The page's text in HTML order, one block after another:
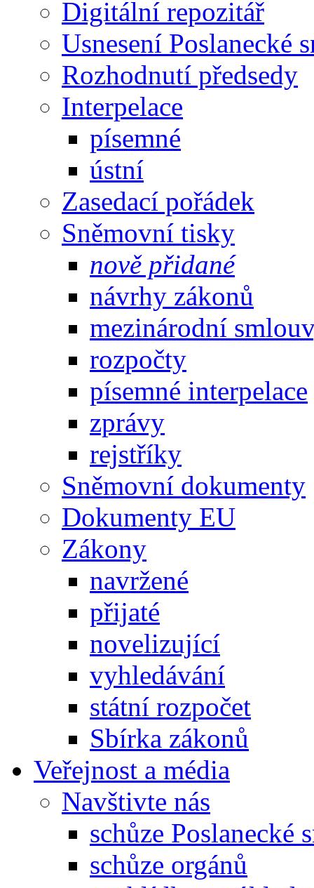
Digitální repozitář
Usnesení Poslanecké
Rozhodnutí předsedy
Interpelace
písemné
ústní
Zasedací pořádek
Sněmovní tisky
nově přidané
návrhy zákonů
mezinárodní
rozpočty
písemné interpelace
zprávy
rejstříky
Sněmovní dokumenty
Dokumenty EU
Zákony
navržené
přijaté
novelizující
vyhledávání
státní rozpočet
Sbírka zákonů
Veřejnost a média
Navštivte nás
schůze Poslanecké
schůze orgánů